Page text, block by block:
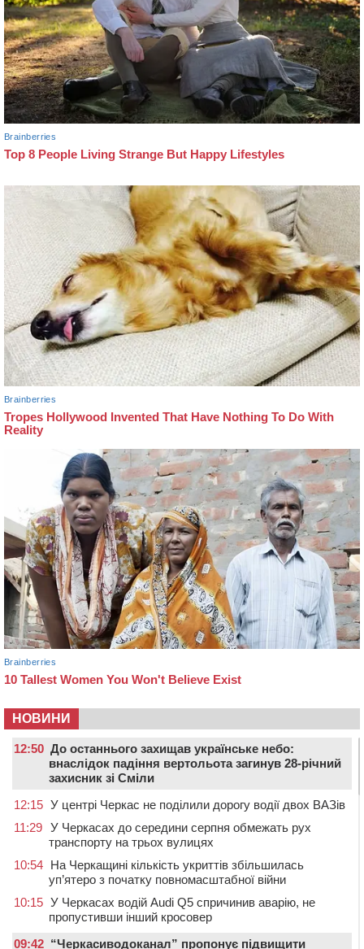
НОВИНИ
12:50 До останнього захищав українське небо:
внаслідок падіння вертольота загинув 28-річний
захисник зі Сміли
12:15 У центрі Черкас не поділили дорогу водії двох ВАЗів
11:29 У Черкасах до середини серпня обмежать рух
транспорту на трьох вулицях
10:54 На Черкащині кількість укриттів збільшилась
уп’ятеро з початку повномасштабної війни
10:15 У Черкасах водій Audi Q5 спричинив аварію, не
пропустивши інший кросовер
09:42 “Черкасиводоканал” пропонує підвищити